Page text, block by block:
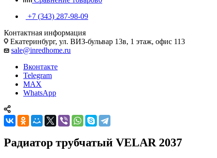
+7 (343) 287-98-09
Контактная информация
Екатеринбург, ул. ВИЗ-бульвар 13в, 1 этаж, офис 113
sale@inredhome.ru
Вконтакте
Telegram
MAX
WhatsApp
Радиатор трубчатый VELAR 2037